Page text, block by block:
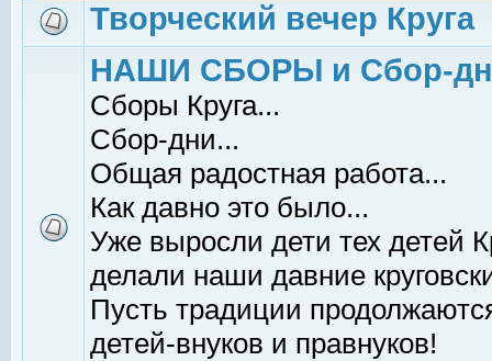
Творческий вечер Круга
НАШИ СБОРЫ и Сбор-
Сборы Круга...
Сбор-дни...
Общая радостная работа...
Как давно это было...
Уже выросли дети тех детей
делали наши давние
Пусть традиции
детей-внуков и правнуков!